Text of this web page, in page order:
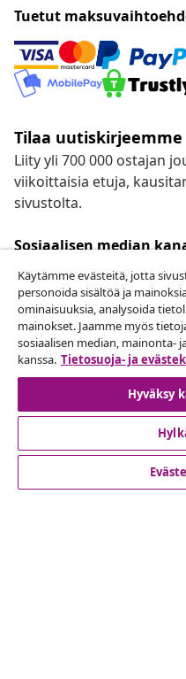
Tuetut
Tilaa uutiskirjeemme
Liity yli 700 000 ostajan
viikoittaisia etuja,
sivustolta.
Sosiaalisen median
Peruuta tilaus
Lähetä tilauksen
Käytämme evästeitä, jotta
personoida sisältöä ja
ominaisuuksia, analysoida
mainokset. Jaamme myös
sosiaalisen median, mainonta-
kanssa. Tietosuoja- ja
Hyväksy